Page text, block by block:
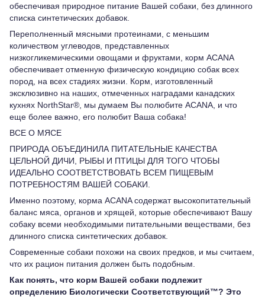
обеспечивая природное питание Вашей собаки, без длинного
списка синтетических добавок.
Переполненный мясными протеинами, с меньшим
количеством углеводов, представленных
низкогликемическими овощами и фруктами, корм ACANA
обеспечивает отменную физическую кондицию собак всех
пород, на всех стадиях жизни. Корм, изготовленный
эксклюзивно на наших, отмеченных наградами канадских
кухнях NorthStar®, мы думаем Вы полюбите ACANA, и что
еще более важно, его полюбит Ваша собака!
ВСЕ О МЯСЕ
ПРИРОДА ОБЪЕДИНИЛА ПИТАТЕЛЬНЫЕ КАЧЕСТВА
ЦЕЛЬНОЙ ДИЧИ, РЫБЫ И ПТИЦЫ ДЛЯ ТОГО ЧТОБЫ
ИДЕАЛЬНО СООТВЕТСТВОВАТЬ ВСЕМ ПИЩЕВЫМ
ПОТРЕБНОСТЯМ ВАШЕЙ СОБАКИ.
Именно поэтому, корма ACANA содержат высокопитательный
баланс мяса, органов и хрящей, которые обеспечивают Вашу
собаку всеми необходимыми питательными веществами, без
длинного списка синтетических добавок.
Современные собаки похожи на своих предков, и мы считаем,
что их рацион питания должен быть подобным.
Как понять, что корм Вашей собаки подлежит
определению Биологически Соответствующий™? Это